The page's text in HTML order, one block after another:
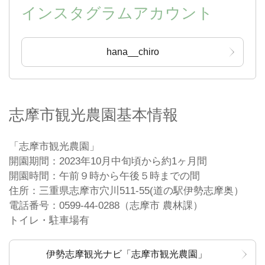
インスタグラムアカウント
hana__chiro
志摩市観光農園基本情報
「志摩市観光農園」
開園期間：2023年10月中旬頃から約1ヶ月間
開園時間：午前９時から午後５時までの間
住所：三重県志摩市穴川511-55(道の駅伊勢志摩奥）
電話番号：0599-44-0288（志摩市 農林課）
トイレ・駐車場有
伊勢志摩観光ナビ「志摩市観光農園」